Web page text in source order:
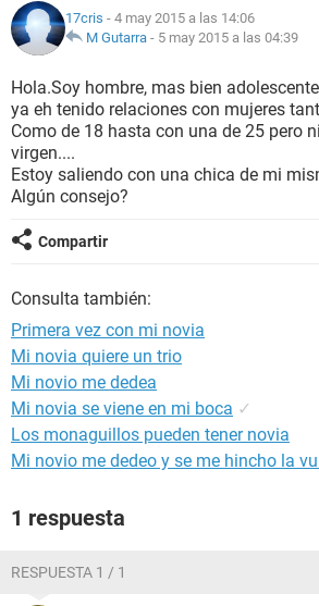
NUTRICIÓN
BIENESTAR
SEXUALIDAD
GLOSARIO
17cris - 4 may 2015 a las 14:06
M Gutarra - 5 may 2015 a las 04:39
Hola.Soy hombre, mas bien
ya eh tenido relaciones con mujeres
Como de 18 hasta con una de 25 pero
virgen....
Estoy saliendo con una chica de mi
Algún consejo?
Compartir
Consulta también:
Primera vez con mi novia
Mi novia quiere un trio
Mi novio me dedea
Mi novia se viene en mi boca ✓
Los monaguillos pueden tener novia
Mi novio me dedeo y se me hincho la
1 respuesta
RESPUESTA 1 / 1